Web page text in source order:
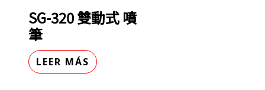
SG-320 雙動式 噴
筆
LEER MÁS